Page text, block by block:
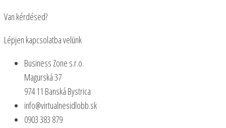
Van kérdésed?
Lépjen kapcsolatba velünk
Business Zone s.r.o.
Magurská 37
974 11 Banská Bystrica
info@virtualnesidlobb.sk
0903 383 879